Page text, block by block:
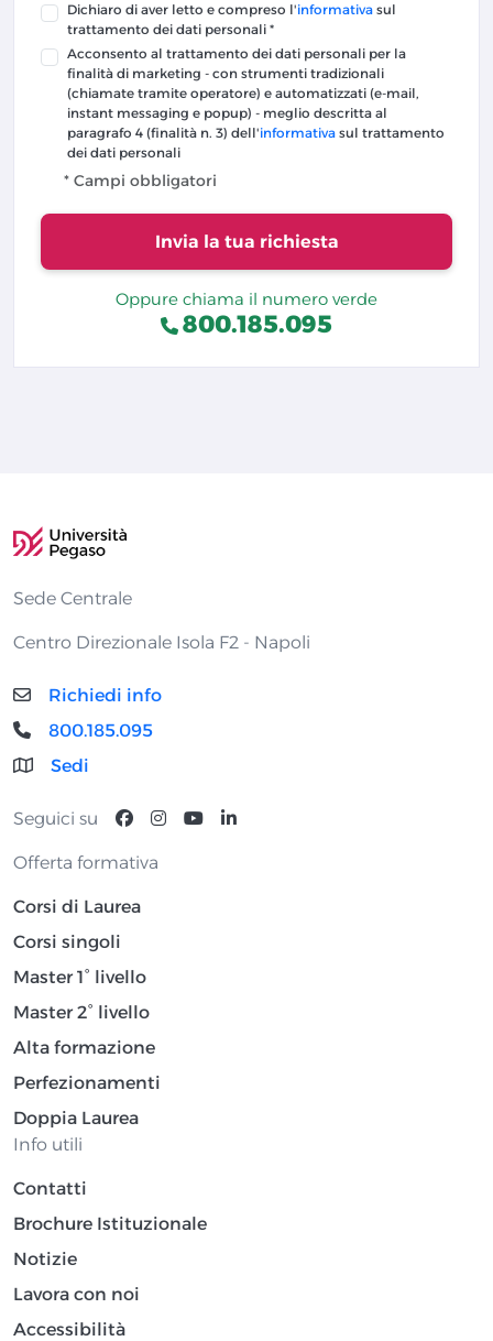
Dichiaro di aver letto e compreso l'informativa sul
trattamento dei dati personali *
Acconsento al trattamento dei dati personali per la
finalità di marketing - con strumenti tradizionali
(chiamate tramite operatore) e automatizzati (e-mail,
instant messaging e popup) - meglio descritta al
paragrafo 4 (finalità n. 3) dell'informativa sul trattamento
dei dati personali
* Campi obbligatori
Invia la tua richiesta
Oppure chiama il numero verde
800.185.095
Sede Centrale
Centro Direzionale Isola F2 - Napoli
Richiedi info
800.185.095
Sedi
Seguici su
Offerta formativa
Corsi di Laurea
Corsi singoli
Master 1° livello
Master 2° livello
Alta formazione
Perfezionamenti
Doppia Laurea
Info utili
Contatti
Brochure Istituzionale
Notizie
Lavora con noi
Accessibilità